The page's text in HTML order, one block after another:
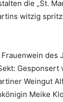
die „St.
witzig
des
Gesponsert
Weingut
Meike